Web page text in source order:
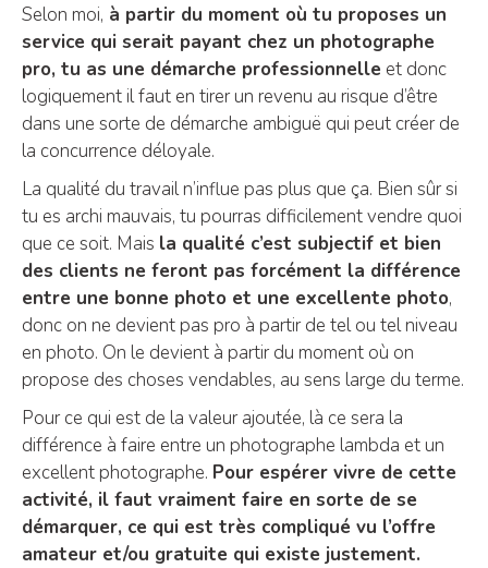
Selon moi, à partir du moment où tu proposes un
service qui serait payant chez un photographe
pro, tu as une démarche professionnelle et donc
logiquement il faut en tirer un revenu au risque d’être
dans une sorte de démarche ambiguë qui peut créer de
la concurrence déloyale.
La qualité du travail n’influe pas plus que ça. Bien sûr si
tu es archi mauvais, tu pourras difficilement vendre quoi
que ce soit. Mais la qualité c’est subjectif et bien
des clients ne feront pas forcément la différence
entre une bonne photo et une excellente photo,
donc on ne devient pas pro à partir de tel ou tel niveau
en photo. On le devient à partir du moment où on
propose des choses vendables, au sens large du terme.
Pour ce qui est de la valeur ajoutée, là ce sera la
différence à faire entre un photographe lambda et un
excellent photographe. Pour espérer vivre de cette
activité, il faut vraiment faire en sorte de se
démarquer, ce qui est très compliqué vu l’offre
amateur et/ou gratuite qui existe justement.